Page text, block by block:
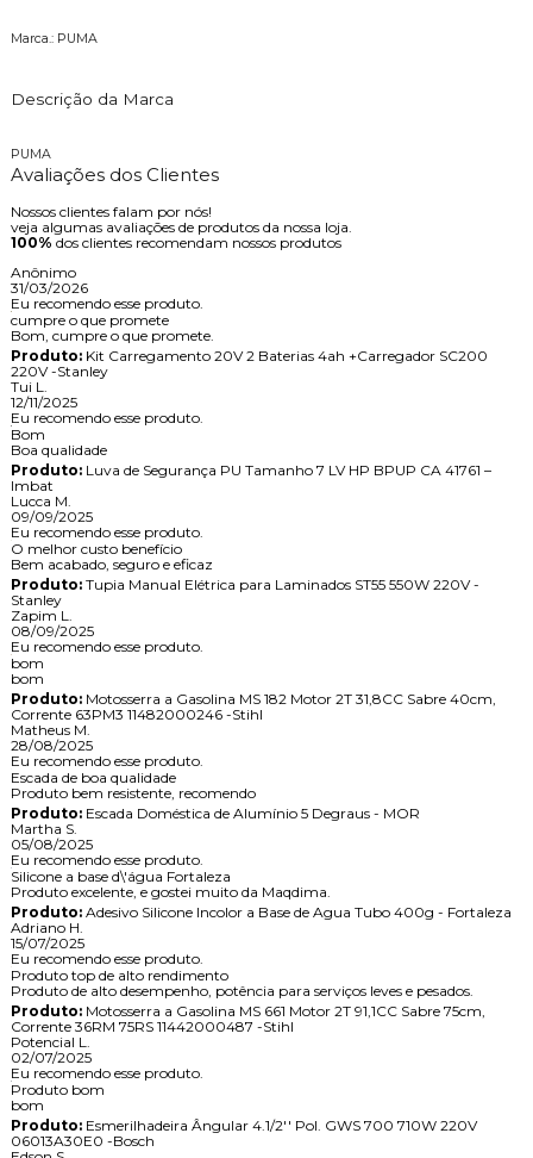
Marca.: PUMA
Descrição da Marca
PUMA
Avaliações dos Clientes
Nossos clientes falam por nós!
veja algumas avaliações de produtos da nossa loja.
100% dos clientes recomendam nossos produtos
Anônimo
31/03/2026
Eu recomendo esse produto.
cumpre o que promete
Bom, cumpre o que promete.
Produto:Kit Carregamento 20V 2 Baterias 4ah +Carregador SC200
220V -Stanley
Tui L.
12/11/2025
Eu recomendo esse produto.
Bom
Boa qualidade
Produto:Luva de Segurança PU Tamanho 7 LV HP BPUP CA 41761 –
Imbat
Lucca M.
09/09/2025
Eu recomendo esse produto.
O melhor custo benefício
Bem acabado, seguro e eficaz
Produto:Tupia Manual Elétrica para Laminados ST55 550W 220V -
Stanley
Zapim L.
08/09/2025
Eu recomendo esse produto.
bom
bom
Produto:Motosserra a Gasolina MS 182 Motor 2T 31,8CC Sabre 40cm,
Corrente 63PM3 11482000246 -Stihl
Matheus M.
28/08/2025
Eu recomendo esse produto.
Escada de boa qualidade
Produto bem resistente, recomendo
Produto:Escada Doméstica de Alumínio 5 Degraus - MOR
Martha S.
05/08/2025
Eu recomendo esse produto.
Silicone a base d\'água Fortaleza
Produto excelente, e gostei muito da Maqdima.
Produto:Adesivo Silicone Incolor a Base de Agua Tubo 400g - Fortaleza
Adriano H.
15/07/2025
Eu recomendo esse produto.
Produto top de alto rendimento
Produto de alto desempenho, potência para serviços leves e pesados.
Produto:Motosserra a Gasolina MS 661 Motor 2T 91,1CC Sabre 75cm,
Corrente 36RM 75RS 11442000487 -Stihl
Potencial L.
02/07/2025
Eu recomendo esse produto.
Produto bom
bom
Produto:Esmerilhadeira Ângular 4.1/2'' Pol. GWS 700 710W 220V
06013A30E0 -Bosch